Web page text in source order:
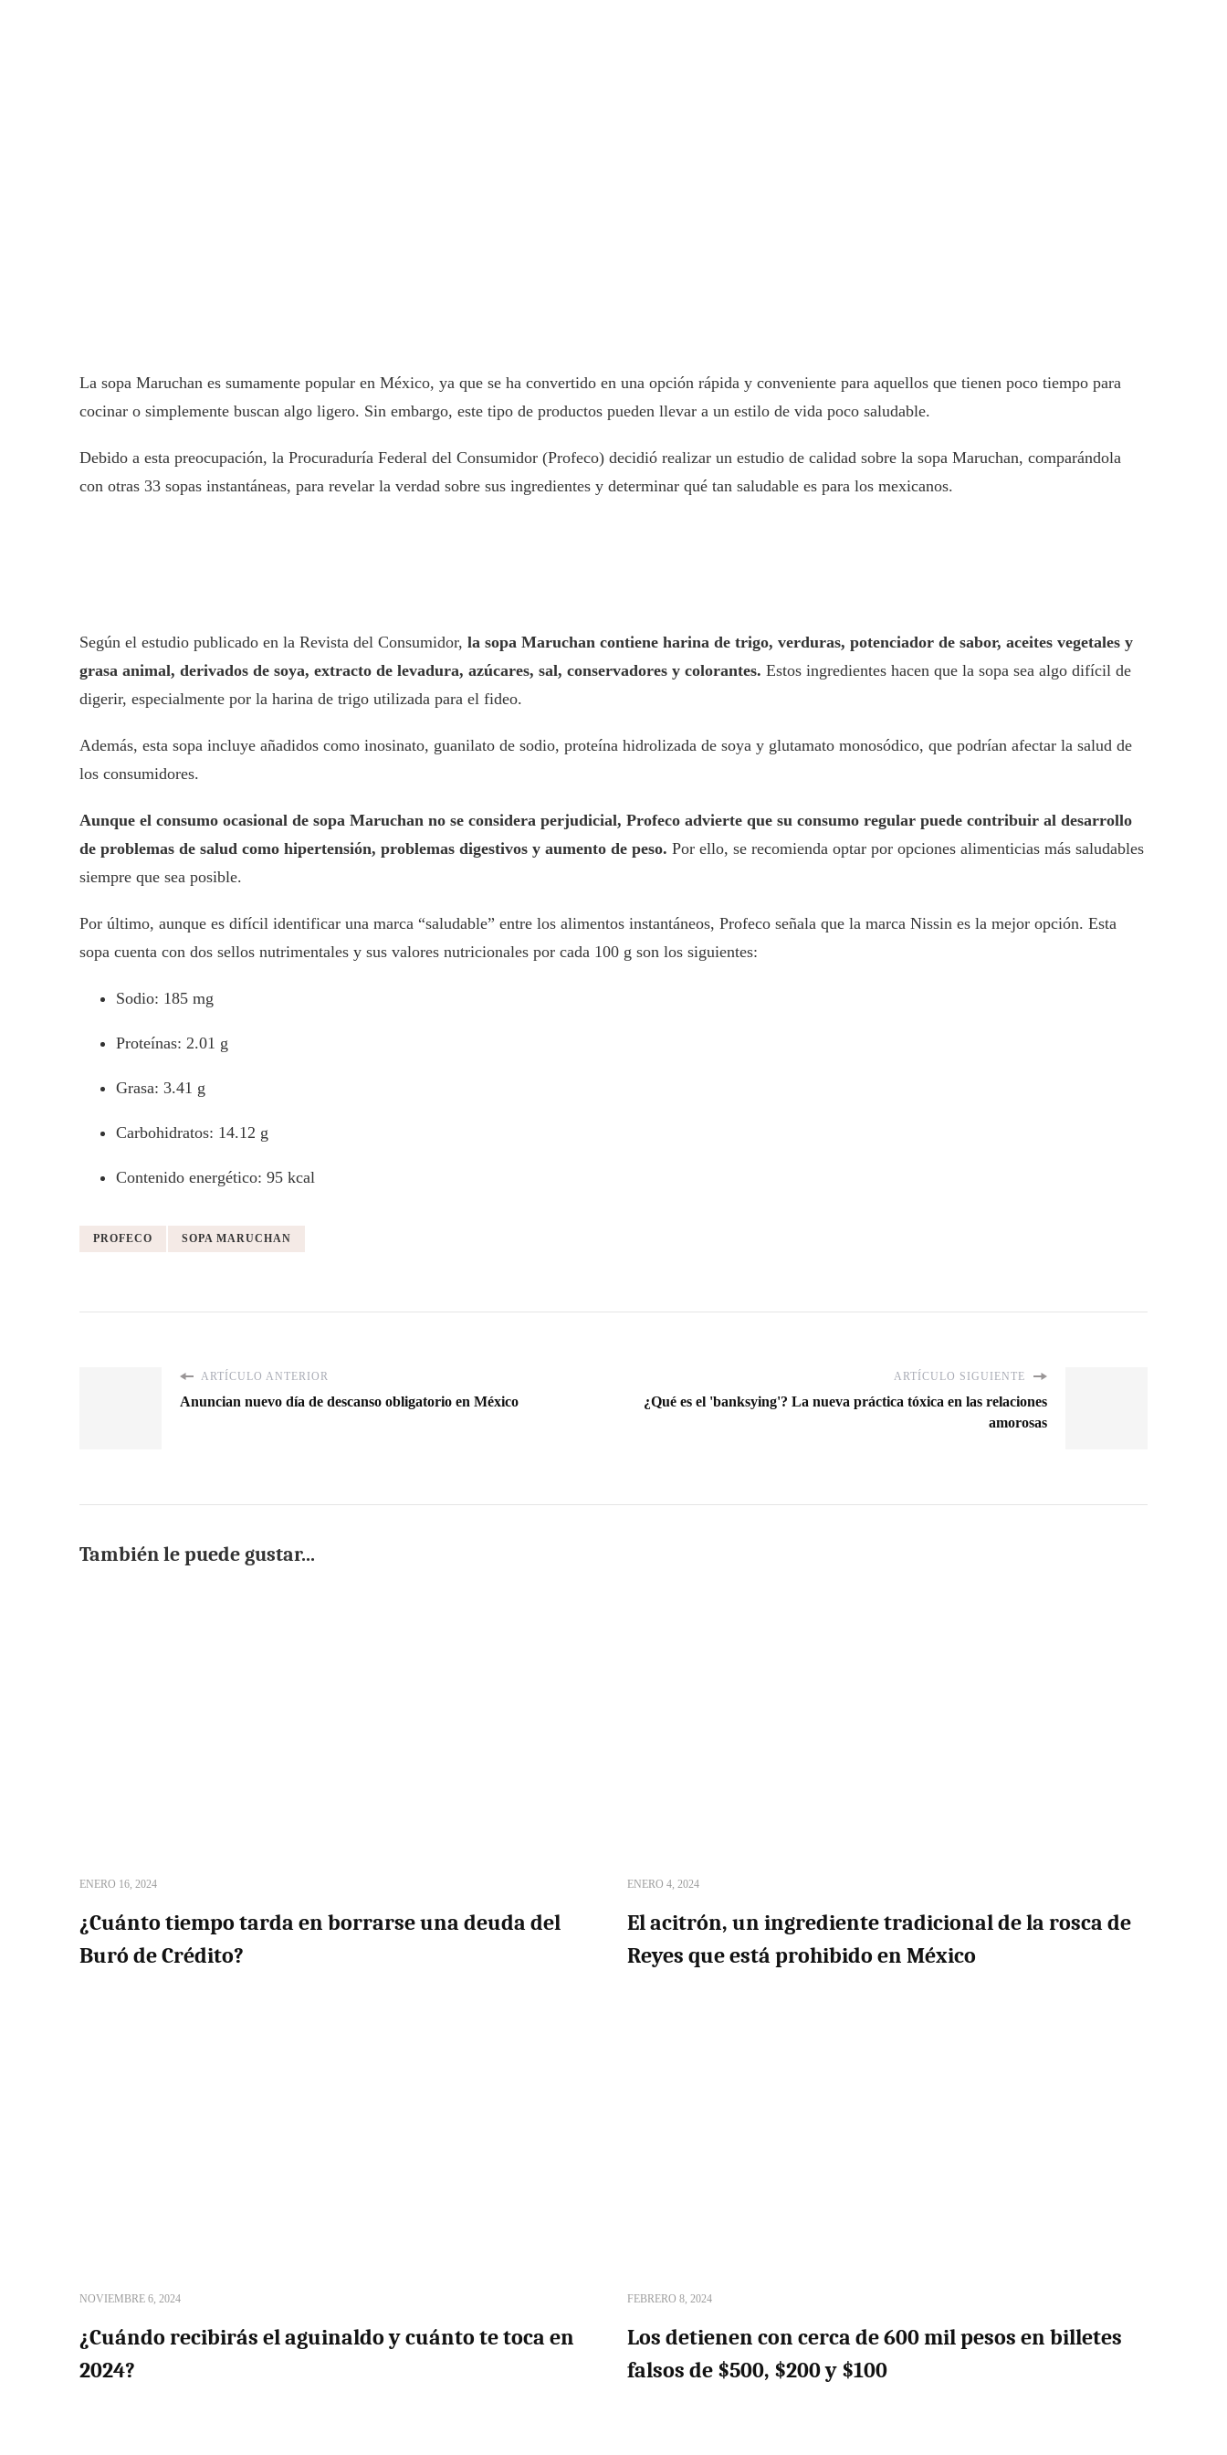
La sopa Maruchan es sumamente popular en México, ya que se ha convertido en una opción rápida y conveniente para aquellos que tienen poco tiempo para
cocinar o simplemente buscan algo ligero. Sin embargo, este tipo de productos pueden llevar a un estilo de vida poco saludable.
Debido a esta preocupación, la Procuraduría Federal del Consumidor (Profeco) decidió realizar un estudio de calidad sobre la sopa Maruchan, comparándola
con otras 33 sopas instantáneas, para revelar la verdad sobre sus ingredientes y determinar qué tan saludable es para los mexicanos.
Según el estudio publicado en la Revista del Consumidor, la sopa Maruchan contiene harina de trigo, verduras, potenciador de sabor, aceites vegetales y
grasa animal, derivados de soya, extracto de levadura, azúcares, sal, conservadores y colorantes. Estos ingredientes hacen que la sopa sea algo difícil de
digerir, especialmente por la harina de trigo utilizada para el fideo.
Además, esta sopa incluye añadidos como inosinato, guanilato de sodio, proteína hidrolizada de soya y glutamato monosódico, que podrían afectar la salud de
los consumidores.
Aunque el consumo ocasional de sopa Maruchan no se considera perjudicial, Profeco advierte que su consumo regular puede contribuir al desarrollo
de problemas de salud como hipertensión, problemas digestivos y aumento de peso. Por ello, se recomienda optar por opciones alimenticias más saludables
siempre que sea posible.
Por último, aunque es difícil identificar una marca “saludable” entre los alimentos instantáneos, Profeco señala que la marca Nissin es la mejor opción. Esta
sopa cuenta con dos sellos nutrimentales y sus valores nutricionales por cada 100 g son los siguientes:
Sodio: 185 mg
Proteínas: 2.01 g
Grasa: 3.41 g
Carbohidratos: 14.12 g
Contenido energético: 95 kcal
PROFECO SOPA MARUCHAN
ARTÍCULO ANTERIOR
Anuncian nuevo día de descanso obligatorio en México
ARTÍCULO SIGUIENTE
¿Qué es el 'banksying'? La nueva práctica tóxica en las relaciones
amorosas
También le puede gustar...
ENERO 16, 2024
¿Cuánto tiempo tarda en borrarse una deuda del
Buró de Crédito?
ENERO 4, 2024
El acitrón, un ingrediente tradicional de la rosca de
Reyes que está prohibido en México
NOVIEMBRE 6, 2024
¿Cuándo recibirás el aguinaldo y cuánto te toca en
2024?
FEBRERO 8, 2024
Los detienen con cerca de 600 mil pesos en billetes
falsos de $500, $200 y $100